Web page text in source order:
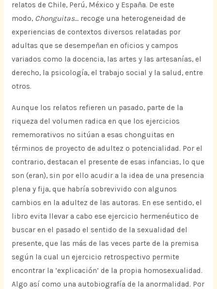
relatos de Chile, Perú, México y España. De este
modo, Chonguitas…recoge una heterogeneidad de
experiencias de contextos diversos relatadas por
adultas que se desempeñan en oficios y campos
variados como la docencia, las artes y las artesanías, el
derecho, la psicología, el trabajo social y la salud, entre
otros.
Aunque los relatos refieren un pasado, parte de la
riqueza del volumen radica en que los ejercicios
rememorativos no sitúan a esas chonguitas en
términos de proyecto de adultez o potencialidad. Por el
contrario, destacan el presente de esas infancias, lo que
son (eran), sin por ello acudir a la idea de una presencia
plena y fija, que habría sobrevivido con algunos
cambios en la adultez de las autoras. En ese sentido, el
libro evita llevar a cabo ese ejercicio hermenéutico de
buscar en el pasado el sentido de la sexualidad del
presente, que las más de las veces parte de la premisa
según la cual un ejercicio retrospectivo permite
encontrar la ‘explicación’ de la propia homosexualidad.
Algo así como una autobiografía de la anormalidad. Por